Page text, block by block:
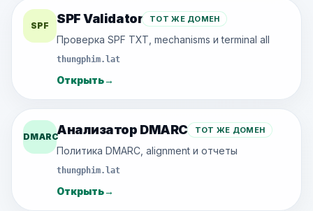
SPF SPF Validator ТОТ ЖЕ ДОМЕН
Проверка SPF TXT, mechanisms и terminal all
thungphim.lat
Открыть→
DMARCАнализатор DMARC ТОТ ЖЕ ДОМЕН
Политика DMARC, alignment и отчеты
thungphim.lat
Открыть→